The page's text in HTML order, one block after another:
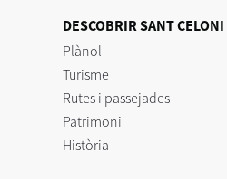
DESCOBRIR SANT CELONI
Plànol
Turisme
Rutes i passejades
Patrimoni
Història